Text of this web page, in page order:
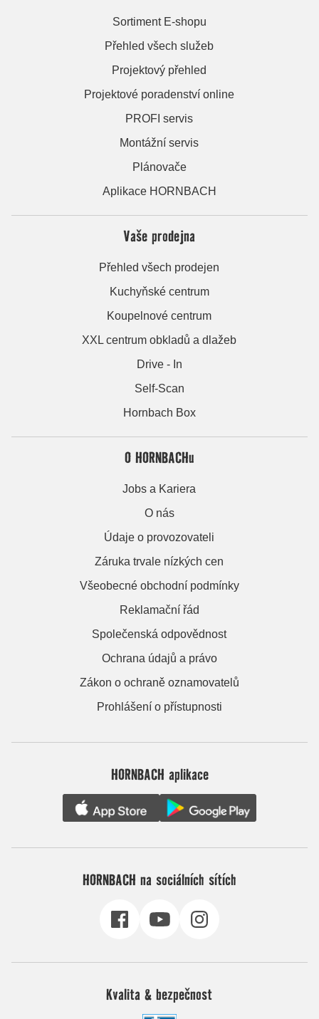
Sortiment E-shopu
Přehled všech služeb
Projektový přehled
Projektové poradenství online
PROFI servis
Montážní servis
Plánovače
Aplikace HORNBACH
Vaše prodejna
Přehled všech prodejen
Kuchyňské centrum
Koupelnové centrum
XXL centrum obkladů a dlažeb
Drive - In
Self-Scan
Hornbach Box
O HORNBACHu
Jobs a Kariera
O nás
Údaje o provozovateli
Záruka trvale nízkých cen
Všeobecné obchodní podmínky
Reklamační řád
Společenská odpovědnost
Ochrana údajů a právo
Zákon o ochraně oznamovatelů
Prohlášení o přístupnosti
HORNBACH aplikace
HORNBACH na sociálních sítích
Kvalita & bezpečnost